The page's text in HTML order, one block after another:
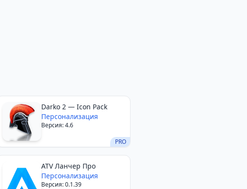
PRO
Darko 2 — Icon Pack
Персонализация
Версия: 4.6
ATV Ланчер Про
Персонализация
Версия: 0.1.39